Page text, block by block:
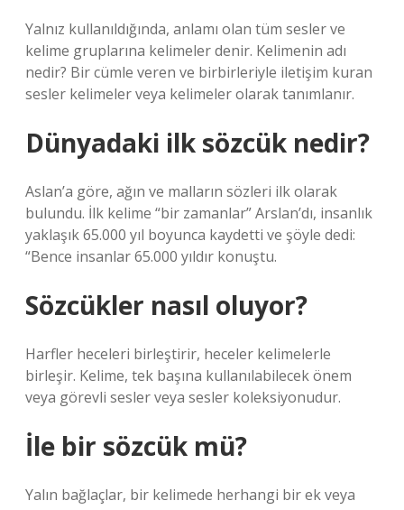
Yalnız kullanıldığında, anlamı olan tüm sesler ve
kelime gruplarına kelimeler denir. Kelimenin adı
nedir? Bir cümle veren ve birbirleriyle iletişim kuran
sesler kelimeler veya kelimeler olarak tanımlanır.
Dünyadaki ilk sözcük nedir?
Aslan’a göre, ağın ve malların sözleri ilk olarak
bulundu. İlk kelime “bir zamanlar” Arslan’dı, insanlık
yaklaşık 65.000 yıl boyunca kaydetti ve şöyle dedi:
“Bence insanlar 65.000 yıldır konuştu.
Sözcükler nasıl oluyor?
Harfler heceleri birleştirir, heceler kelimelerle
birleşir. Kelime, tek başına kullanılabilecek önem
veya görevli sesler veya sesler koleksiyonudur.
İle bir sözcük mü?
Yalın bağlaçlar, bir kelimede herhangi bir ek veya